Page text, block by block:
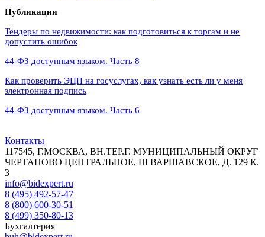
Публикации
Тендеры по недвижимости: как подготовиться к торгам и не
допустить ошибок
44‑ФЗ доступным языком. Часть 8
Как проверить ЭЦП на госуслугах, как узнать есть ли у меня
электронная подпись
44‑ФЗ доступным языком. Часть 6
Контакты
117545, Г.МОСКВА, ВН.ТЕР.Г. МУНИЦИПАЛЬНЫЙ ОКРУГ
ЧЕРТАНОВО ЦЕНТРАЛЬНОЕ, Ш ВАРШАВСКОЕ, Д. 129 К.
3
info@bidexpert.ru
8 (495) 492-57-47
8 (800) 600-30-51
8 (499) 350-80-13
Бухгалтерия